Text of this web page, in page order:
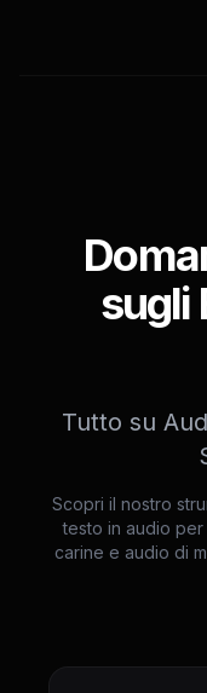
sugli
Tutto su
Scopri il nostro
testo in audio
carine e audio di